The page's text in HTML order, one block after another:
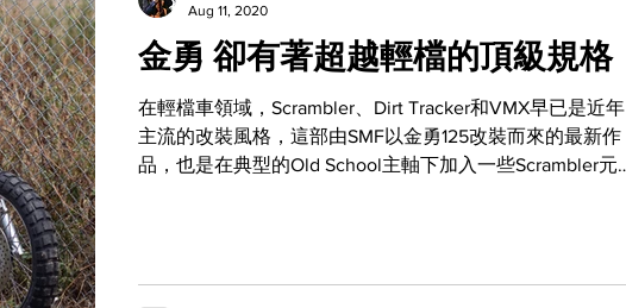
金勇 卻有著超越輕檔的頂級規格
在輕檔車領域，Scrambler、Dirt Tracker和VMX早已是近年
主流的改裝風格，這部由SMF以金勇125改裝而來的最新作
品，也是在典型的Old School主軸下加入一些Scrambler元
Aug 11, 2020